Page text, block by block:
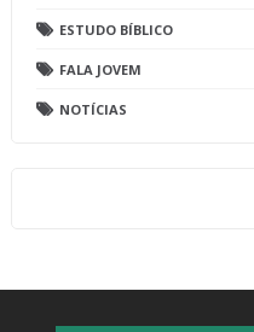
ESTUDO BÍBLICO
FALA JOVEM
NOTÍCIAS